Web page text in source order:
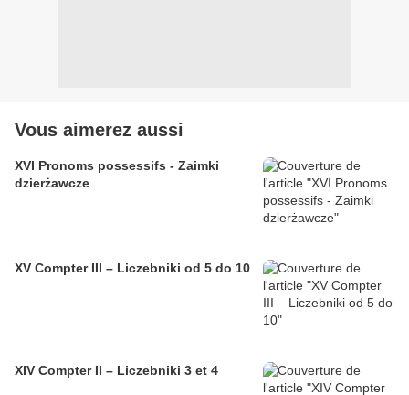
Vous aimerez aussi
XVI Pronoms possessifs - Zaimki
dzierżawcze
XV Compter III – Liczebniki od 5 do 10
XIV Compter II – Liczebniki 3 et 4